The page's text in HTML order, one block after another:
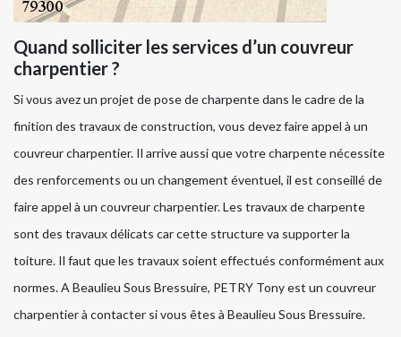
Quand solliciter les services d’un couvreur
charpentier ?
Si vous avez un projet de pose de charpente dans le cadre de la
finition des travaux de construction, vous devez faire appel à un
couvreur charpentier. Il arrive aussi que votre charpente nécessite
des renforcements ou un changement éventuel, il est conseillé de
faire appel à un couvreur charpentier. Les travaux de charpente
sont des travaux délicats car cette structure va supporter la
toiture. Il faut que les travaux soient effectués conformément aux
normes. A Beaulieu Sous Bressuire, PETRY Tony est un couvreur
charpentier à contacter si vous êtes à Beaulieu Sous Bressuire.